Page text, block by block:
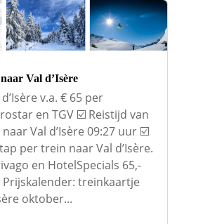
Val d’Isère
v.a. € 65 per
en TGV ☑️ Reistijd van
Val d’Isère 09:27 uur ☑️
per trein naar Val d’Isère.
en HotelSpecials 65,-
Prijskalender: treinkaartje
oktober...